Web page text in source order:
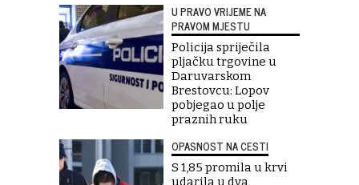
U PRAVO VRIJEME NA
PRAVOM MJESTU
Policija spriječila
pljačku trgovine u
Daruvarskom
Brestovcu: Lopov
pobjegao u polje
praznih ruku
OPASNOST NA CESTI
S 1,85 promila u krvi
udarila u dva